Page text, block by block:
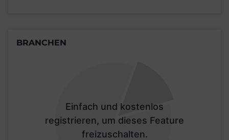
BRANCHEN
Einfach und kostenlos
registrieren, um dieses Feature
freizuschalten.